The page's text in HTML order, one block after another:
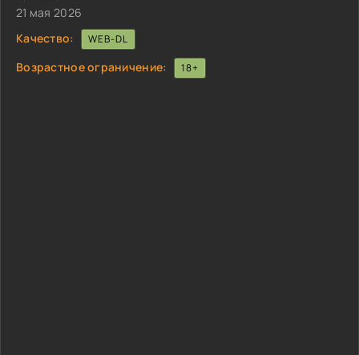
21 мая 2026
Качество:
WEB-DL
Возрастное ограничение: 18+